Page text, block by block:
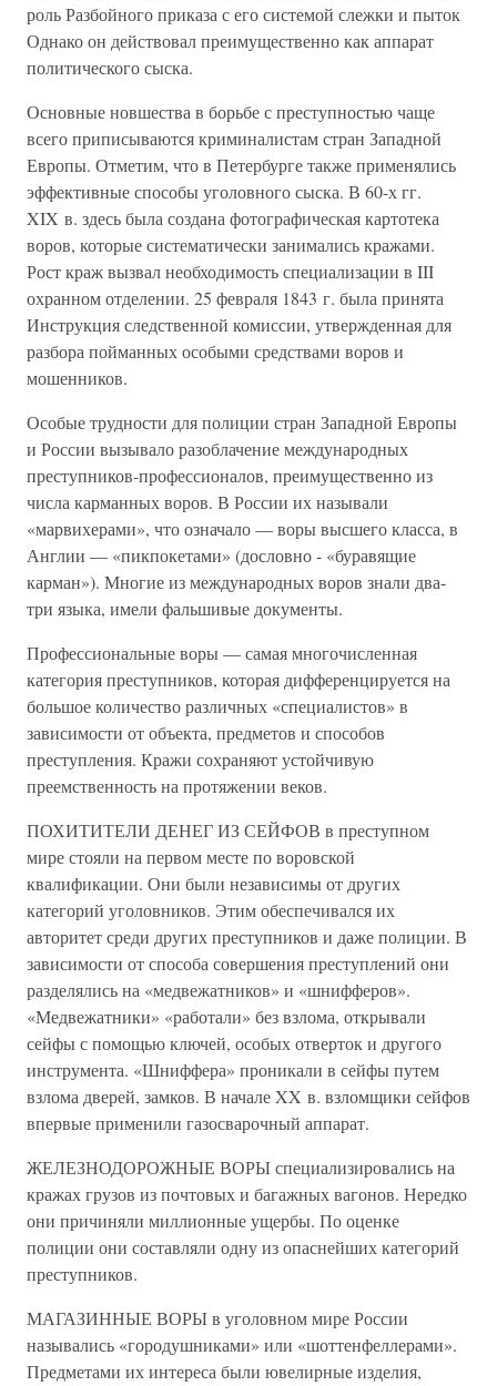
роль Разбойного приказа с его системой слежки и пыток
Однако он действовал преимущественно как аппарат
политического сыска.
Основные новшества в борьбе с преступностью чаще
всего приписываются криминалистам стран Западной
Европы. Отметим, что в Петербурге также применялись
эффективные способы уголовного сыска. В 60-х гг.
XIX в. здесь была создана фотографическая картотека
воров, которые систематически занимались кражами.
Рост краж вызвал необходимость специализации в III
охранном отделении. 25 февраля 1843 г. была принята
Инструкция следственной комиссии, утвержденная для
разбора пойманных особыми средствами воров и
мошенников.
Особые трудности для полиции стран Западной Европы
и России вызывало разоблачение международных
преступников-профессионалов, преимущественно из
числа карманных воров. В России их называли
«марвихерами», что означало — воры высшего класса, в
Англии — «пикпокетами» (дословно - «буравящие
карман»). Многие из международных воров знали два-
три языка, имели фальшивые документы.
Профессиональные воры — самая многочисленная
категория преступников, которая дифференцируется на
большое количество различных «специалистов» в
зависимости от объекта, предметов и способов
преступления. Кражи сохраняют устойчивую
преемственность на протяжении веков.
ПОХИТИТЕЛИ ДЕНЕГ ИЗ СЕЙФОВ в преступном
мире стояли на первом месте по воровской
квалификации. Они были независимы от других
категорий уголовников. Этим обеспечивался их
авторитет среди других преступников и даже полиции. В
зависимости от способа совершения преступлений они
разделялись на «медвежатников» и «шнифферов».
«Медвежатники» «работали» без взлома, открывали
сейфы с помощью ключей, особых отверток и другого
инструмента. «Шниффера» проникали в сейфы путем
взлома дверей, замков. В начале XX в. взломщики сейфов
впервые применили газосварочный аппарат.
ЖЕЛЕЗНОДОРОЖНЫЕ ВОРЫ специализировались на
кражах грузов из почтовых и багажных вагонов. Нередко
они причиняли миллионные ущербы. По оценке
полиции они составляли одну из опаснейших категорий
преступников.
МАГАЗИННЫЕ ВОРЫ в уголовном мире России
назывались «городушниками» или «шоттенфеллерами».
Предметами их интереса были ювелирные изделия,